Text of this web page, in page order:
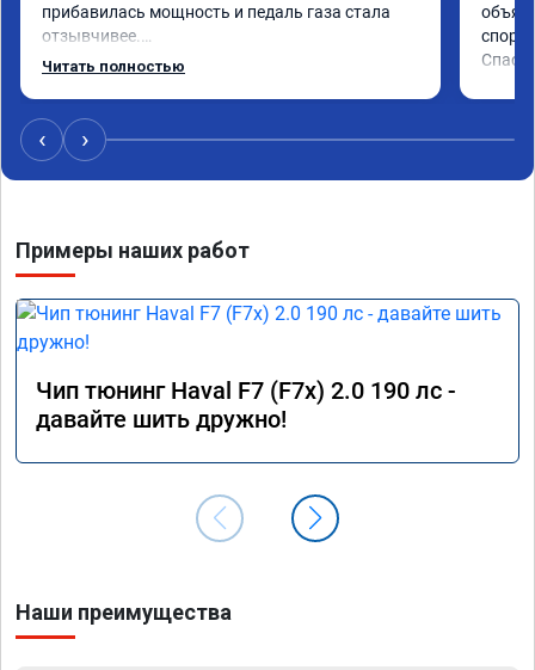
прибавилась мощность и педаль газа стала
отзывчивее.
Читал что в Австралии при покупке этих
машин сразу делают чип тюнинг, чтобы не
было провалов.
результаты должны быть еще лучше)
Читать полностью
‹ ›
Примеры наших работ
Чип тюнинг Haval F7 (F7x) 2.0 190 лс -
давайте шить дружно!
Наши преимущества